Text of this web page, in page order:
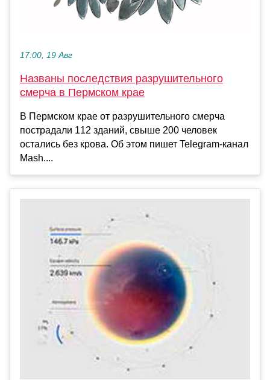
17:00, 19 Авг
Названы последствия разрушительного
смерча в Пермском крае
В Пермском крае от разрушительного смерча
пострадали 112 зданий, свыше 200 человек
остались без крова. Об этом пишет Telegram-канал
Mash....